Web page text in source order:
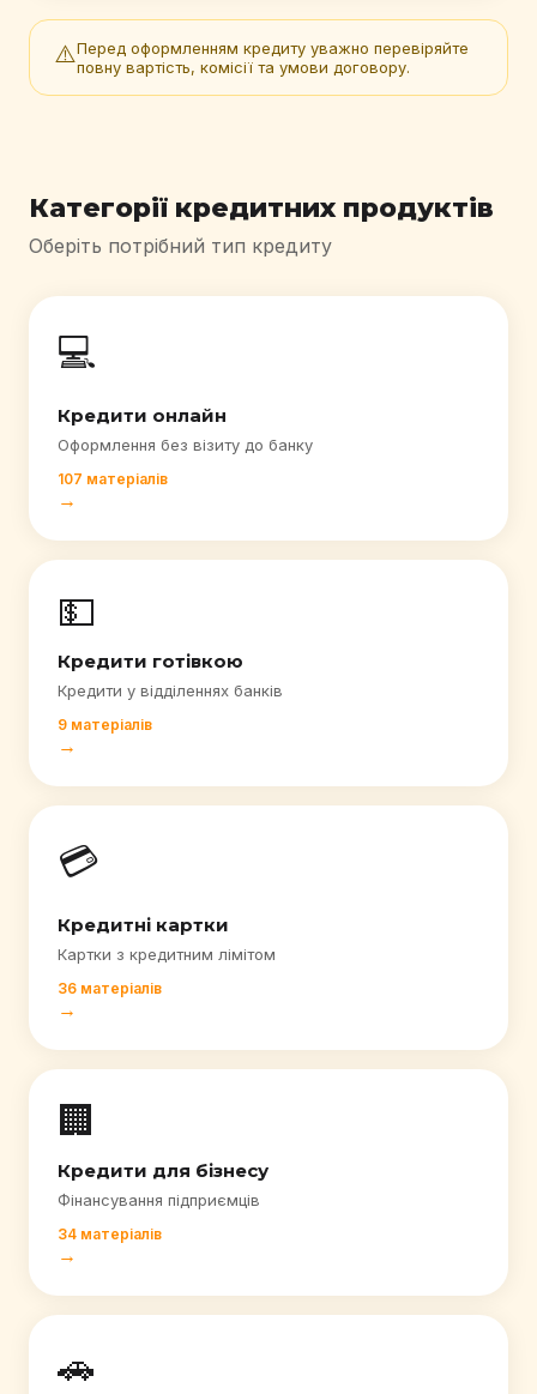
⚠️Перед оформленням кредиту уважно перевіряйте
повну вартість, комісії та умови договору.
Категорії кредитних продуктів
Оберіть потрібний тип кредиту
💻
Кредити онлайн
Оформлення без візиту до банку
107 матеріалів
→
💵
Кредити готівкою
Кредити у відділеннях банків
9 матеріалів
→
💳
Кредитні картки
Картки з кредитним лімітом
36 матеріалів
→
🏢
Кредити для бізнесу
Фінансування підприємців
34 матеріалів
→
🚗